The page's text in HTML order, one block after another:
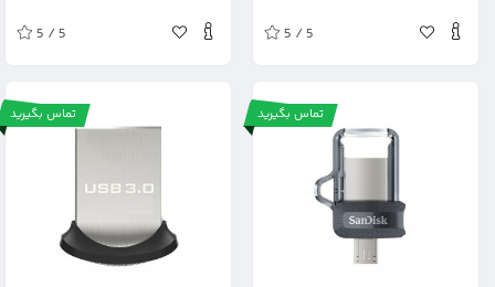
5 / 5
5 / 5
تماس بگیرید تماس بگیرید